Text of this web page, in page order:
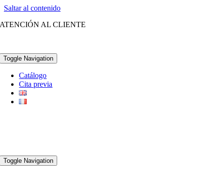
Saltar al contenido
ATENCIÓN AL CLIENTE
Toggle Navigation
Catálogo
Cita previa
Toggle Navigation